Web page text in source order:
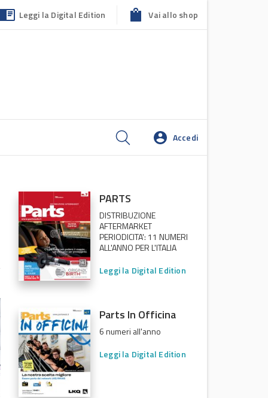
Leggi la Digital Edition Vai allo shop
Accedi
PARTS
DISTRIBUZIONE
AFTERMARKET
PERIODICITA': 11 NUMERI
ALL'ANNO PER L'ITALIA
Leggi la Digital Edition
Parts In Officina
6 numeri all'anno
Leggi la Digital Edition